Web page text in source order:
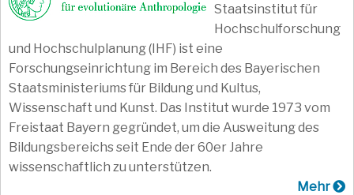
Staatsinstitut für
Hochschulforschung
und Hochschulplanung (IHF) ist eine
Forschungseinrichtung im Bereich des Bayerischen
Staatsministeriums für Bildung und Kultus,
Wissenschaft und Kunst. Das Institut wurde 1973 vom
Freistaat Bayern gegründet, um die Ausweitung des
Bildungsbereichs seit Ende der 60er Jahre
wissenschaftlich zu unterstützen.
Mehr